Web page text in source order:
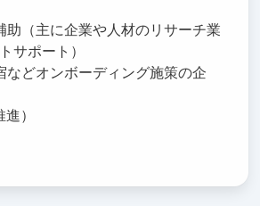
助（主に企業や人材のリサーチ業
サポート）
などオンボーディング施策の企
）